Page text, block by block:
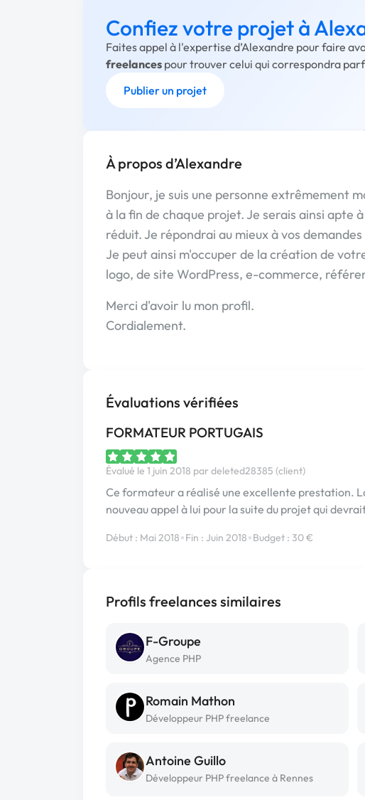
Confiez votre projet à
Faites appel à l'expertise d’Alexandre pour faire
freelances pour trouver celui qui correspondra
Publier un projet
À propos d’Alexandre
Bonjour, je suis une personne extrêmement
à la fin de chaque projet. Je serais ainsi apte
réduit. Je répondrai au mieux à vos
Je peut ainsi m'occuper de la création de
logo, de site WordPress, e-commerce,
Merci d'avoir lu mon profil.
Cordialement.
Évaluations vérifiées
FORMATEUR PORTUGAIS
Évalué le 1 juin 2018 par deleted28385 (client)
Ce formateur a réalisé une excellente prestation.
nouveau appel à lui pour la suite du projet qui
Début : Mai 2018•Fin : Juin 2018•Budget : 30 €
Profils freelances similaires
F-Groupe
Agence PHP
Romain Mathon
Développeur PHP freelance
Antoine Guillo
Développeur PHP freelance à Rennes